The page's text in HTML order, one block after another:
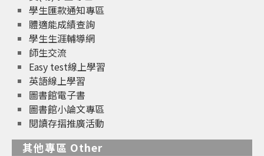
學生匯款通知專區
體適能成績查詢
學生生涯輔導網
師生交流
Easy test線上學習
英語線上學習
圖書館電子書
圖書館小論文專區
閱讀存摺推廣活動
其他專區 Other